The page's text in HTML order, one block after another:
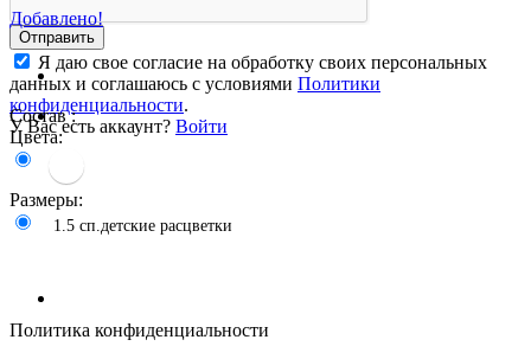
Добавлено!
Состав :
Цвета:
Размеры:
1.5 сп.детские расцветки
Отправить
Я даю свое согласие на обработку своих персональных
данных и соглашаюсь с условиями Политики
конфиденциальности.
У Вас есть аккаунт? Войти
Политика конфиденциальности